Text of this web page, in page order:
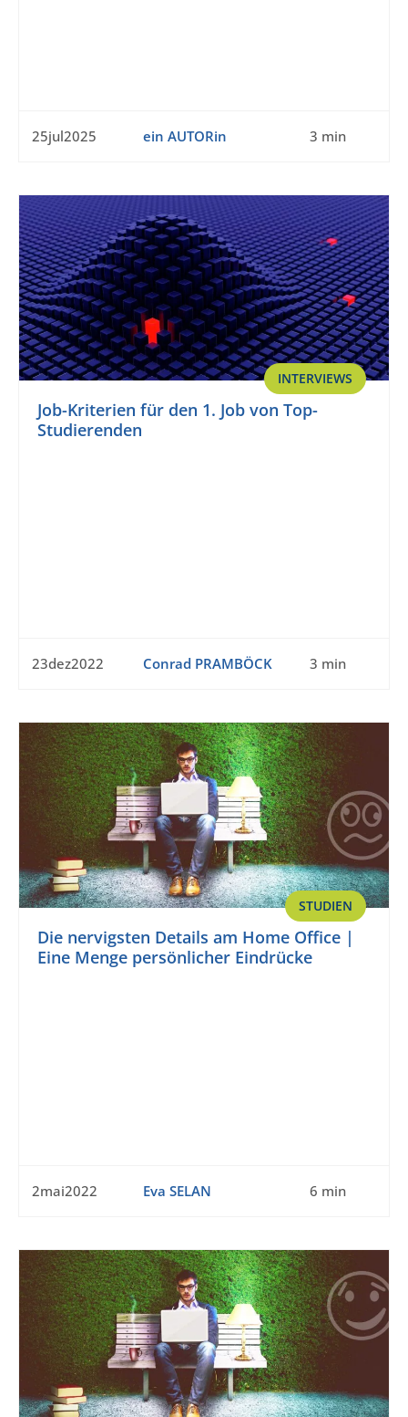
25jul2025 ein AUTORin 3 min
INTERVIEWS
Job-Kriterien für den 1. Job von Top-
Studierenden
23dez2022 Conrad PRAMBÖCK 3 min
STUDIEN
Die nervigsten Details am Home Office |
Eine Menge persönlicher Eindrücke
2mai2022 Eva SELAN 6 min